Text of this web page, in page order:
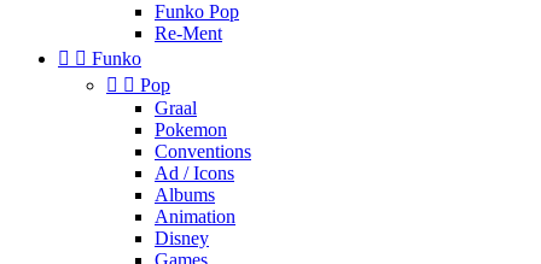
Funko Pop
Re-Ment
  Funko
  Pop
Graal
Pokemon
Conventions
Ad / Icons
Albums
Animation
Disney
Games